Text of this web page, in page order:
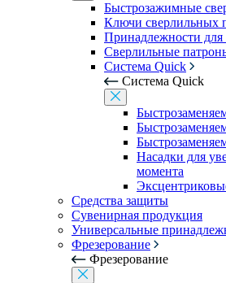
Быстрозажимные
Ключи сверлильных
Принадлежности для
Сверлильные
Система Quick
Система Quick
Насадки для
момента
Средства защиты
Сувенирная продукция
Универсальные
Фрезерование
Фрезерование